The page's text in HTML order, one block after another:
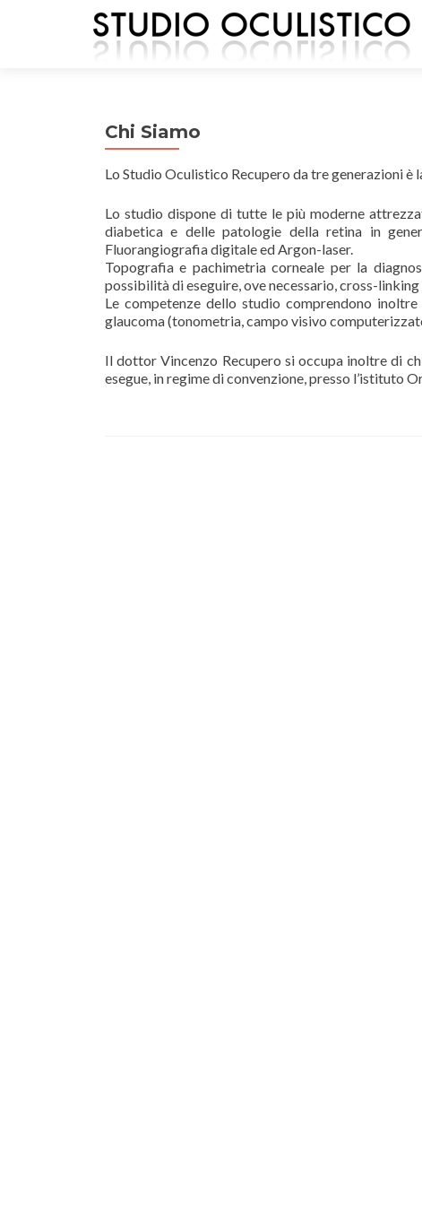
Chi Siamo
Lo Studio Oculistico Recupero da tre generazioni è
Lo studio dispone di tutte le più moderne
diabetica e delle patologie della retina in
Fluorangiografia digitale ed Argon-laser.
Topografia e pachimetria corneale per la
possibilità di eseguire, ove necessario, cross-linking
Le competenze dello studio comprendono
glaucoma (tonometria, campo visivo
Il dottor Vincenzo Recupero si occupa inoltre di
esegue, in regime di convenzione, presso l’istituto